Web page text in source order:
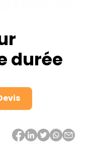
durée